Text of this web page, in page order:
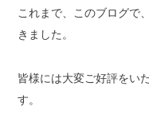
これまで、このブログで
きました。
皆様には大変ご好評をい
す。